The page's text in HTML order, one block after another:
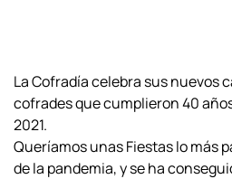
La Cofradía celebra sus nuevos
cofrades que cumplieron 40
2021.
Queríamos unas Fiestas lo más
de la pandemia, y se ha